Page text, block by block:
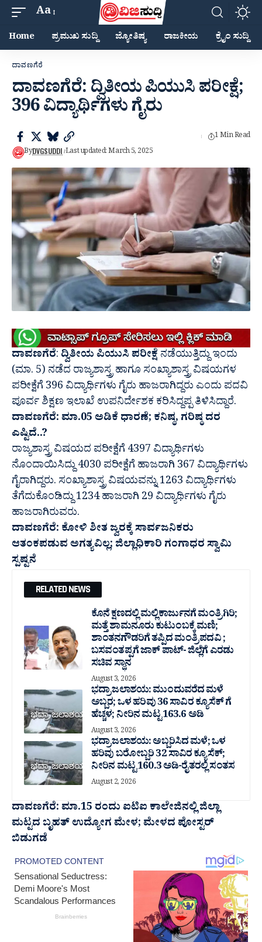
Aa
Home ಪ್ರಮುಖ ಸುದ್ದಿ ಜ್ಯೋತಿಷ್ಯ ರಾಜಕೀಯ ಕ್ರೈಂ ಸುದ್ದಿ
ದಾವಣಗೆರೆ
ದಾವಣಗೆರೆ: ದ್ವಿತೀಯ ಪಿಯುಸಿ ಪರೀಕ್ಷೆ;
396 ವಿದ್ಯಾರ್ಥಿಗಳು ಗೈರು
ByDVGSUDDI Last updated: March 5, 2025
1 Min Read
ದಾವಣಗೆರೆ: ದ್ವಿತೀಯ ಪಿಯುಸಿ ಪರೀಕ್ಷೆ ನಡೆಯುತ್ತಿದ್ದು ಇಂದು
(ಮಾ. 5) ನಡೆದ ರಾಜ್ಯಶಾಸ್ತ್ರ ಹಾಗೂ ಸಂಖ್ಯಾಶಾಸ್ತ್ರ ವಿಷಯಗಳ
ಪರೀಕ್ಷೆಗೆ 396 ವಿದ್ಯಾರ್ಥಿಗಳು ಗೈರು ಹಾಜರಾಗಿದ್ದರು ಎಂದು ಪದವಿ
ಪೂರ್ವ ಶಿಕ್ಷಣ ಇಲಾಖೆ ಉಪನಿರ್ದೇಶಕ ಕರಿಸಿದ್ದಪ್ಪ ತಿಳಿಸಿದ್ದಾರೆ.
ದಾವಣಗೆರೆ: ಮಾ.05 ಅಡಿಕೆ ಧಾರಣೆ; ಕನಿಷ್ಠ, ಗರಿಷ್ಠ ದರ
ಎಷ್ಟಿದೆ..?
ರಾಜ್ಯಶಾಸ್ತ್ರ ವಿಷಯದ ಪರೀಕ್ಷೆಗೆ 4397 ವಿದ್ಯಾರ್ಥಿಗಳು
ನೊಂದಾಯಿಸಿದ್ದು 4030 ಪರೀಕ್ಷೆಗೆ ಹಾಜರಾಗಿ 367 ವಿದ್ಯಾರ್ಥಿಗಳು
ಗೈರಾಗಿದ್ದರು. ಸಂಖ್ಯಾಶಾಸ್ತ್ರ ವಿಷಯವನ್ನು 1263 ವಿದ್ಯಾರ್ಥಿಗಳು
ತೆಗೆದುಕೊಂಡಿದ್ದು 1234 ಹಾಜರಾಗಿ 29 ವಿದ್ಯಾರ್ಥಿಗಳು ಗೈರು
ಹಾಜರಾಗಿರುವರು.
ದಾವಣಗೆರೆ: ಕೋಳಿ ಶೀತ ಜ್ವರಕ್ಕೆ ಸಾರ್ವಜನಿಕರು
ಆತಂಕಪಡುವ ಅಗತ್ಯವಿಲ್ಲ; ಜಿಲ್ಲಾಧಿಕಾರಿ ಗಂಗಾಧರ ಸ್ವಾಮಿ
ಸ್ಪಷ್ಟನೆ
RELATED NEWS
ಕೊನೆ ಕ್ಷಣದಲ್ಲಿ ಮಲ್ಲಿಕಾರ್ಜುನಗೆ ಮಂತ್ರಿಗಿರಿ;
ಮತ್ತೆ ಶಾಮನೂರು ಕುಟುಂಬಕ್ಕೆ ಮಣಿ;
ಶಾಂತನಗೌಡರಿಗೆ ತಪ್ಪಿದ ಮಂತ್ರಿ ಪದವಿ ;
ಬಸವಂತಪ್ಪಗೆ ಜಾಕ್ ಪಾಟ್- ಜಿಲ್ಲೆಗೆ ಎರಡು
ಸಚಿವ ಸ್ಥಾನ
August 3, 2026
ಭದ್ರಾ ಜಲಾಶಯ: ಮುಂದುವರೆದ ಮಳೆ
ಅಬ್ಬರ; ಒಳ ಹರಿವು 36 ಸಾವಿರ‌ ಕ್ಯೂಸೆಕ್ ಗೆ
ಹೆಚ್ಚಳ; ನೀರಿನ ಮಟ್ಟ 163.6 ಅಡಿ
August 3, 2026
ಭದ್ರಾ ಜಲಾಶಯ: ಅಬ್ಬರಿಸಿದ ಮಳೆ; ಒಳ
ಹರಿವು ಬರೋಬ್ಬರಿ 32 ಸಾವಿರ‌ ಕ್ಯೂಸೆಕ್;
ನೀರಿನ ಮಟ್ಟ 160.3 ಅಡಿ-ರೈತರಲ್ಲಿ ಸಂತಸ
August 2, 2026
ದಾವಣಗೆರೆ: ಮಾ.15 ರಂದು ಐಟಿಐ ಕಾಲೇಜಿನಲ್ಲಿ ಜಿಲ್ಲಾ
ಮಟ್ಟದ ಬೃಹತ್ ಉದ್ಯೋಗ ಮೇಳ; ಮೇಳದ ಪೋಸ್ಟರ್‍
ಬಿಡುಗಡೆ